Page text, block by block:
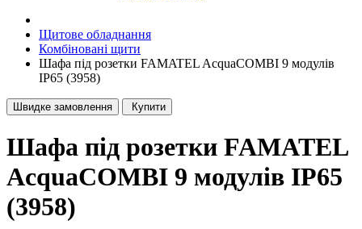
Щитове обладнання
Комбіновані щити
Шафа під розетки FAMATEL AcquaCOMBI 9 модулів
IP65 (3958)
Швидке замовлення Купити
Шафа під розетки FAMATEL
AcquaCOMBI 9 модулів IP65
(3958)